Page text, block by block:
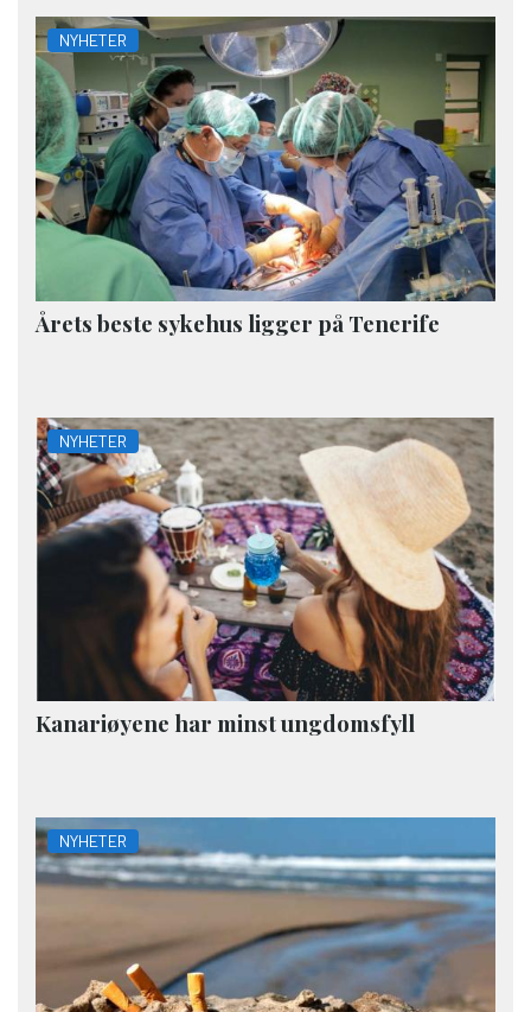
NYHETER
Årets beste sykehus ligger på Tenerife
NYHETER
Kanariøyene har minst ungdomsfyll
NYHETER